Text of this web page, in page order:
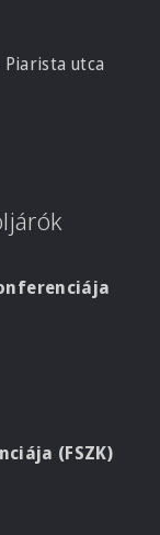
utca
(FSZK)